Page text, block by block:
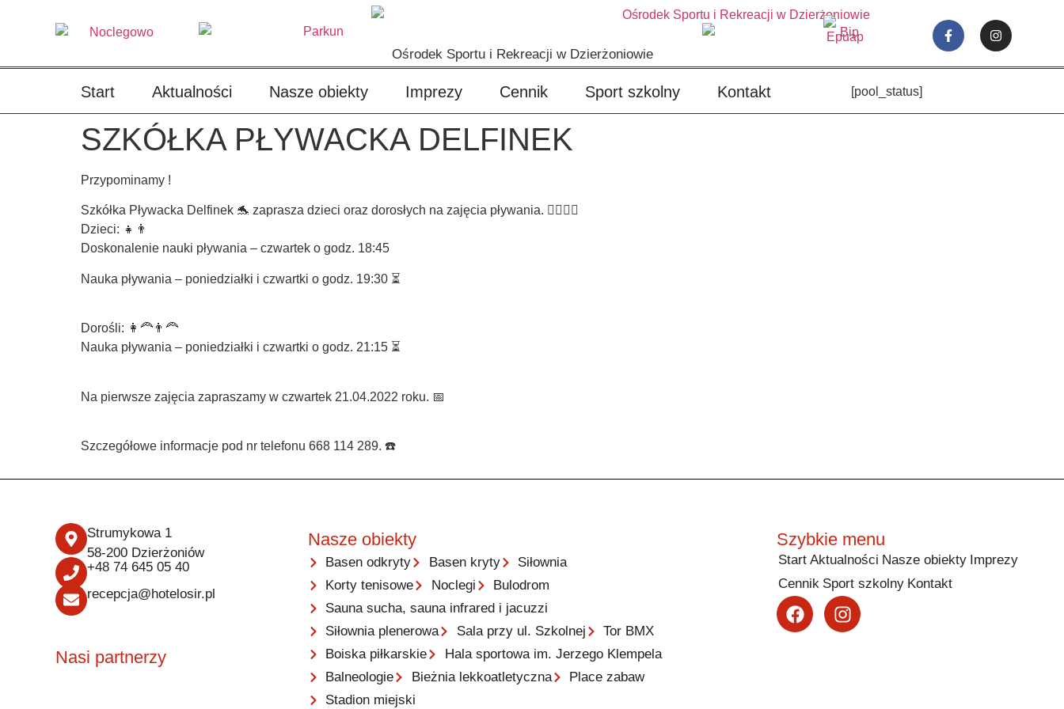
Ośrodek Sportu i Rekreacji w Dzierżoniowie
Start Aktualności Nasze obiekty Imprezy Cennik Sport szkolny Kontakt [pool_status]
SZKÓŁKA PŁYWACKA DELFINEK
Przypominamy !
Szkółka Pływacka Delfinek 🐬 zaprasza dzieci oraz dorosłych na zajęcia pływania. 🏊‍♀️🏊‍♂️
Dzieci: 👧👨
Doskonalenie nauki pływania – czwartek o godz. 18:45
Nauka pływania – poniedziałki i czwartki o godz. 19:30 ⏳
Dorośli: 👩‍🦰👨‍🦰
Nauka pływania – poniedziałki i czwartki o godz. 21:15 ⏳
Na pierwsze zajęcia zapraszamy w czwartek 21.04.2022 roku. 📅
Szczegółowe informacje pod nr telefonu 668 114 289. ☎️
Strumykowa 1
58-200 Dzierżoniów
+48 74 645 05 40
recepcja@hotelosir.pl
Nasi partnerzy
Nasze obiekty
Basen odkryty Basen kryty
Siłownia
Korty tenisowe
Noclegi
Bulodrom
Sauna sucha, sauna infrared i jacuzzi
Siłownia plenerowa
Sala przy ul. Szkolnej
Tor BMX
Boiska piłkarskie
Hala sportowa im. Jerzego Klempela
Balneologie
Bieżnia lekkoatletyczna
Place zabaw
Stadion miejski
Szybkie menu
Start Aktualności Nasze obiekty Imprezy
Cennik Sport szkolny Kontakt